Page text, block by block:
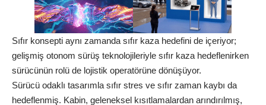
Sıfır konsepti aynı zamanda sıfır kaza hedefini de içeriyor;
gelişmiş otonom sürüş teknolojileriyle sıfır kaza hedeflenirken
sürücünün rolü de lojistik operatörüne dönüşüyor.
Sürücü odaklı tasarımla sıfır stres ve sıfır zaman kaybı da
hedeflenmiş. Kabin, geleneksel kısıtlamalardan arındırılmış,